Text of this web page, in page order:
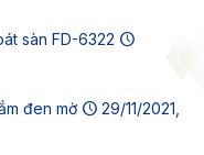
sàn FD-6322
đen mờ
29/11/2021,